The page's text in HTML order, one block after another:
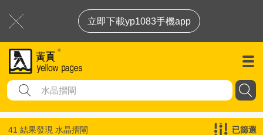
立即下載yp1083手機app
41 結果發現 水晶摺閘 已篩選